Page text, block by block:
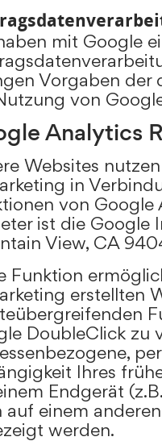
mit Google
Vorgaben der
von
Analytics
Websites
in
von
ist die Google
View, CA
Funktion
erstellten
DoubleClick zu
Ihres
Endgerät
auf einem
werden.